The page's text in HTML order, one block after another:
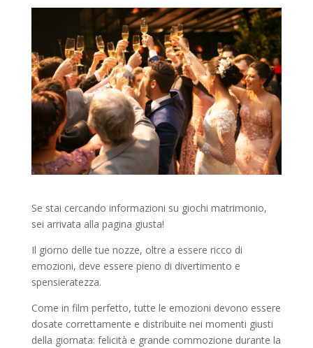
Se stai cercando informazioni su giochi matrimonio,
sei arrivata alla pagina giusta!
Il giorno delle tue nozze, oltre a essere ricco di
emozioni, deve essere pieno di divertimento e
spensieratezza.
Come in film perfetto, tutte le emozioni devono essere
dosate correttamente e distribuite nei momenti giusti
della giornata: felicità e grande commozione durante la